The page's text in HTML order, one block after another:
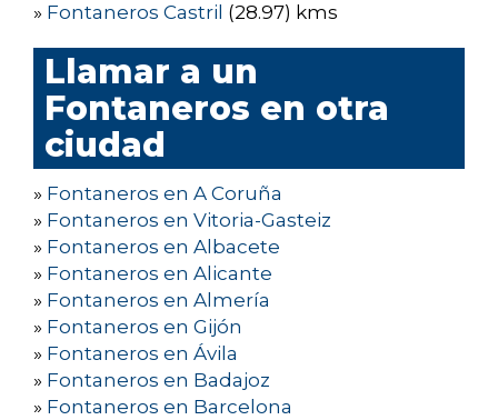
» Fontaneros Castril (28.97) kms
Llamar a un
Fontaneros en otra
ciudad
» Fontaneros en A Coruña
» Fontaneros en Vitoria-Gasteiz
» Fontaneros en Albacete
» Fontaneros en Alicante
» Fontaneros en Almería
» Fontaneros en Gijón
» Fontaneros en Ávila
» Fontaneros en Badajoz
» Fontaneros en Barcelona